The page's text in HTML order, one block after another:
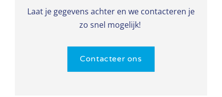
Laat je gegevens achter en we contacteren je
zo snel mogelijk!
Contacteer ons